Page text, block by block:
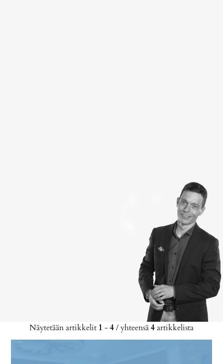
Näytetään artikkelit 1 -4/ yhteensä4artikkelista